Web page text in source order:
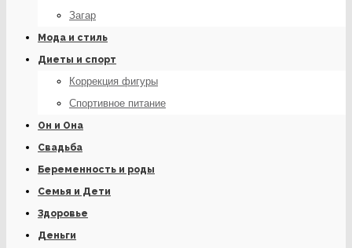
Загар
Мода и стиль
Диеты и спорт
Коррекция фигуры
Спортивное питание
Он и Она
Свадьба
Беременность и роды
Семья и Дети
Здоровье
Деньги